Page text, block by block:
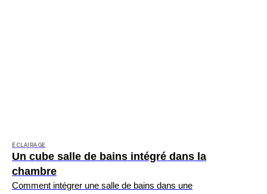
ÉCLAIRAGE
Un cube salle de bains intégré dans la
chambre
Comment intégrer une salle de bains dans une